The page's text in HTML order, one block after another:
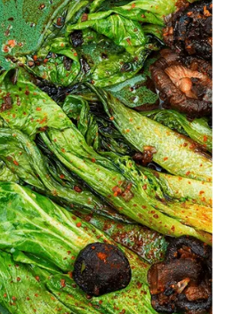
on cuisine comme on partage,